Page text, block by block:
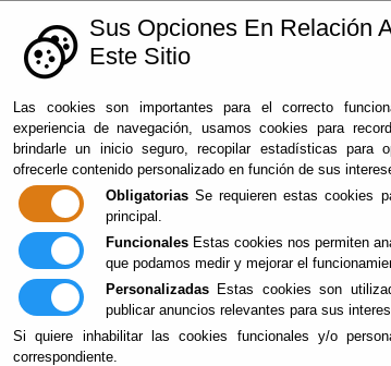
Sus Opciones En Relación
Este Sitio
Las cookies son importantes para el correcto
experiencia de navegación, usamos cookies para
brindarle un inicio seguro, recopilar estadísticas para
ofrecerle contenido personalizado en función de sus
Obligatorias Se requieren estas cookies
principal.
Funcionales Estas cookies nos permiten
que podamos medir y mejorar el
Personalizadas Estas cookies son
publicar anuncios relevantes para sus
Si quiere inhabilitar las cookies funcionales y/o
correspondiente.
en Almería 360